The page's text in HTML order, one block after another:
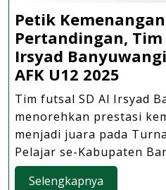
Petik
Pertandingan, Tim
Irsyad
AFK U12 2025
di
Tim futsal SD Al Irsyad
menorehkan prestasi
menjadi juara pada
Pelajar se-Kabupaten
Selengkapnya